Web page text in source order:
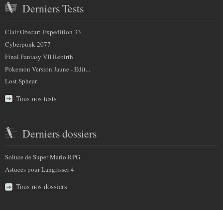
Derniers Tests
Clair Obscur: Expedition 33
Cyberpunk 2077
Final Fantasy VII Rebirth
Pokemon Version Jaune - Edit...
Lost Sphear
Tous nos tests
Derniers dossiers
Soluce de Super Mario RPG
Astuces pour Langrisser 4
Tous nos dossiers